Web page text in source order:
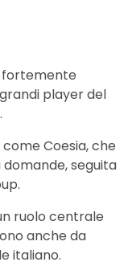
player del
Coesia, che
seguita
ruolo centrale
anche da
italiano.